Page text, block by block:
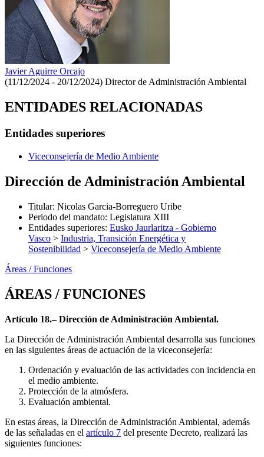
Javier Aguirre Orcajo
(11/12/2024 - 20/12/2024) Director de Administración Ambiental
ENTIDADES RELACIONADAS
Entidades superiores
Viceconsejería de Medio Ambiente
Dirección de Administración Ambiental
Titular: Nicolas Garcia-Borreguero Uribe
Periodo del mandato: Legislatura XIII
Entidades superiores: Eusko Jaurlaritza - Gobierno
Vasco > Industria, Transición Energética y
Sostenibilidad > Viceconsejería de Medio Ambiente
Áreas / Funciones
ÁREAS / FUNCIONES
Artículo 18.– Dirección de Administración Ambiental.
La Dirección de Administración Ambiental desarrolla sus funciones
en las siguientes áreas de actuación de la viceconsejería:
Ordenación y evaluación de las actividades con incidencia en
el medio ambiente.
Protección de la atmósfera.
Evaluación ambiental.
En estas áreas, la Dirección de Administración Ambiental, además
de las señaladas en el artículo 7 del presente Decreto, realizará las
siguientes funciones: